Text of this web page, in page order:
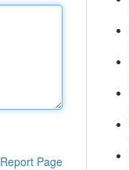
Report Page